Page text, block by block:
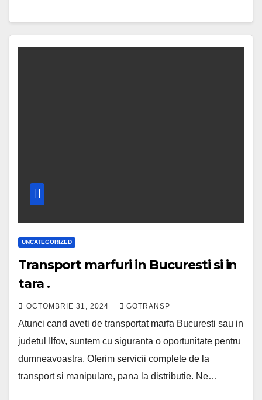
UNCATEGORIZED
Transport marfuri in Bucuresti si in
tara .
OCTOMBRIE 31, 2024 GOTRANSP
Atunci cand aveti de transportat marfa Bucuresti sau in
judetul Ilfov, suntem cu siguranta o oportunitate pentru
dumneavoastra. Oferim servicii complete de la
transport si manipulare, pana la distributie. Ne…